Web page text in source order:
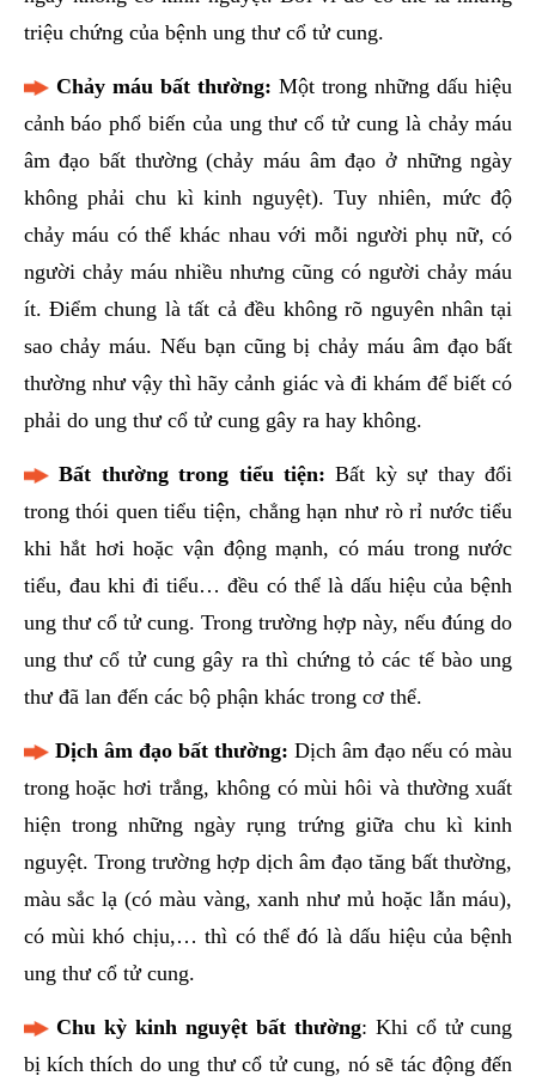
triệu chứng của bệnh ung thư cổ tử cung.
Chảy máu bất thường: Một trong những dấu hiệu
cảnh báo phổ biến của ung thư cổ tử cung là chảy máu
âm đạo bất thường (chảy máu âm đạo ở những ngày
không phải chu kì kinh nguyệt). Tuy nhiên, mức độ
chảy máu có thể khác nhau với mỗi người phụ nữ, có
người chảy máu nhiều nhưng cũng có người chảy máu
ít. Điểm chung là tất cả đều không rõ nguyên nhân tại
sao chảy máu. Nếu bạn cũng bị chảy máu âm đạo bất
thường như vậy thì hãy cảnh giác và đi khám để biết có
phải do ung thư cổ tử cung gây ra hay không.
Bất thường trong tiểu tiện: Bất kỳ sự thay đổi
trong thói quen tiểu tiện, chẳng hạn như rò rỉ nước tiểu
khi hắt hơi hoặc vận động mạnh, có máu trong nước
tiểu, đau khi đi tiểu… đều có thể là dấu hiệu của bệnh
ung thư cổ tử cung. Trong trường hợp này, nếu đúng do
ung thư cổ tử cung gây ra thì chứng tỏ các tế bào ung
thư đã lan đến các bộ phận khác trong cơ thể.
Dịch âm đạo bất thường: Dịch âm đạo nếu có màu
trong hoặc hơi trắng, không có mùi hôi và thường xuất
hiện trong những ngày rụng trứng giữa chu kì kinh
nguyệt. Trong trường hợp dịch âm đạo tăng bất thường,
màu sắc lạ (có màu vàng, xanh như mủ hoặc lẫn máu),
có mùi khó chịu,… thì có thể đó là dấu hiệu của bệnh
ung thư cổ tử cung.
Chu kỳ kinh nguyệt bất thường: Khi cổ tử cung
bị kích thích do ung thư cổ tử cung, nó sẽ tác động đến